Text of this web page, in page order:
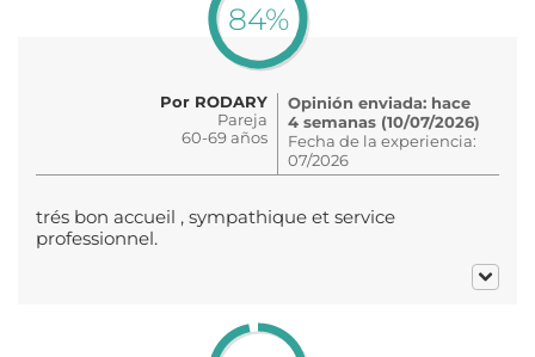
84%
Por RODARY
Pareja
60-69 años
Opinión enviada: hace
4 semanas (10/07/2026)
Fecha de la experiencia:
07/2026
trés bon accueil , sympathique et service
professionnel.